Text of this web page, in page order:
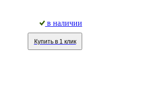
в наличии
Купить в 1 клик